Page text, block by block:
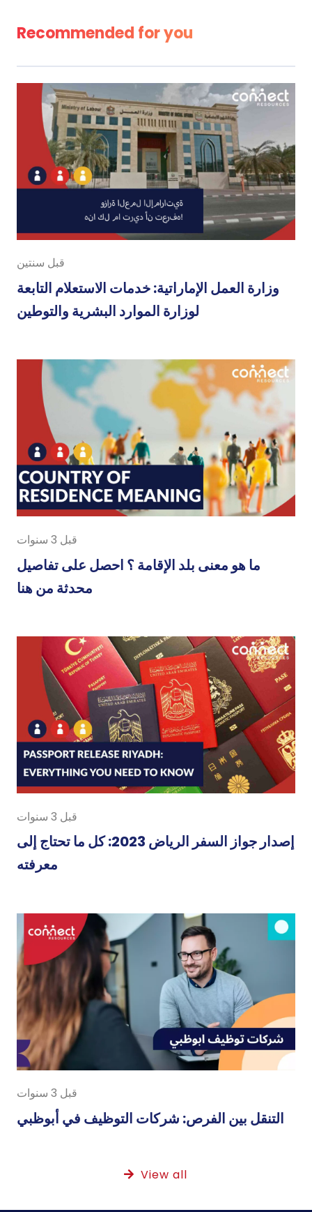
Recommended for you
قبل سنتين
وزارة العمل الإماراتية: خدمات الاستعلام التابعة
لوزارة الموارد البشرية والتوطين
قبل 3 سنوات
ما هو معنى بلد الإقامة ؟ احصل على تفاصيل
محدثة من هنا
قبل 3 سنوات
إصدار جواز السفر الرياض 2023: كل ما تحتاج إلى
معرفته
قبل 3 سنوات
التنقل بين الفرص: شركات التوظيف في أبوظبي
View all